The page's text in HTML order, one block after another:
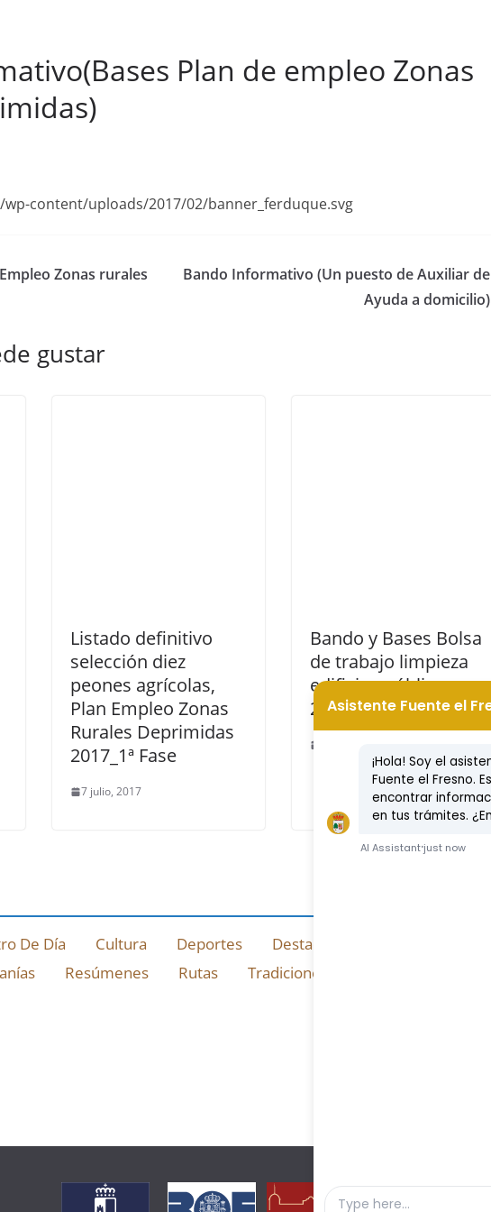
Plan de empleo Zonas
content/uploads/2017/02/banner_ferduque.svg
Zonas rurales
Bando Informativo (Un puesto de Auxiliar de
Ayuda a domicilio)
gustar
Listado definitivo
selección diez
peones agrícolas,
Plan Empleo Zonas
Rurales Deprimidas
2017_1ª Fase
7 julio, 2017
Bando y Bases Bolsa
de trabajo limpieza
edificios públicos
2018
De Día Cultura Deportes Destacado
Resúmenes Rutas Tradiciones